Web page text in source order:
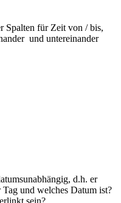
Spalten für Zeit von / bis,
und untereinander
d.h. er
und welches Datum ist?
sein?